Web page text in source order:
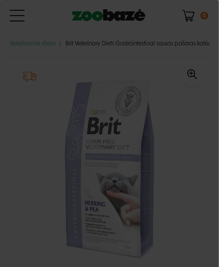
0
Veterinarinė dieta Brit Veterinary Diets Gastrointestinal sausas pašaras katėms